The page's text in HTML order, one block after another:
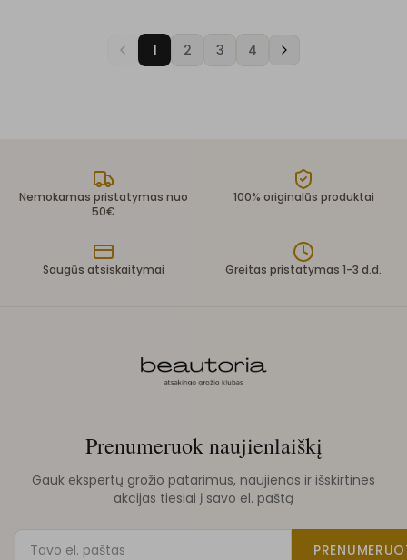
1 2 3 4
Nemokamas pristatymas nuo
50€
100% originalūs produktai
Saugūs atsiskaitymai Greitas pristatymas 1-3 d.d.
Prenumeruok naujienlaiškį
Gauk ekspertų grožio patarimus, naujienas ir išskirtines
akcijas tiesiai į savo el. paštą